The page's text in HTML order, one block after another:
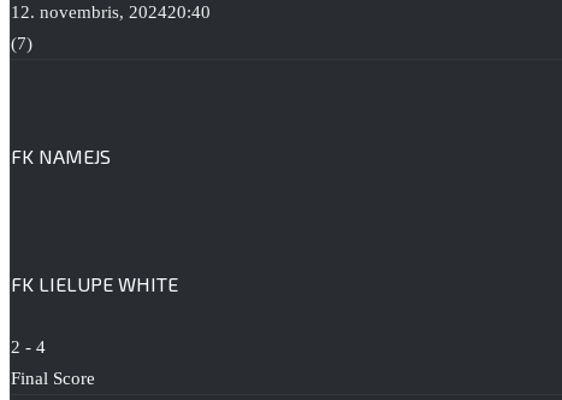
12. novembris, 202420:40
(7)
FK NAMEJS
FK LIELUPE WHITE
2 - 4
Final Score